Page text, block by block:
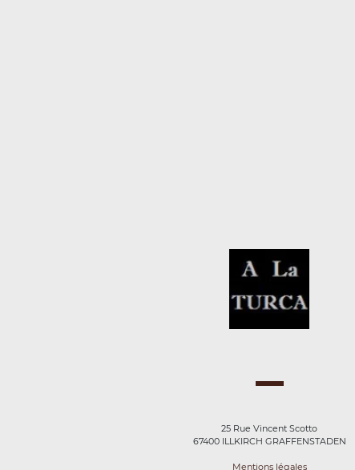
25 Rue Vincent Scotto
67400 ILLKIRCH GRAFFENSTADEN
Mentions légales